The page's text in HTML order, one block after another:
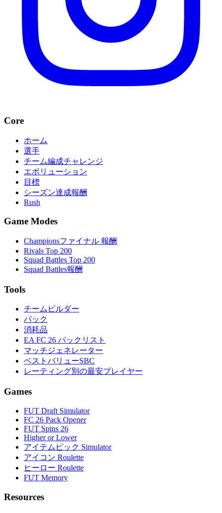
Core
ホーム
選手
チーム編成チャレンジ
エボリューション
目標
シーズン達成報酬
Rush
Game Modes
Championsファイナル 報酬
Rivals Top 200
Squad Battles Top 200
Squad Battles報酬
Tools
チームビルダー
パック
消耗品
EA FC 26 パックリスト
マッチジェネレーター
ベストバリューSBC
レーティング別の最安プレイヤー
Games
FUT Draft Simulator
FC 26 Pack Opener
FUT Spins 26
Higher or Lower
アイテムピック Simulator
アイコン Roulette
ヒーロー Roulette
FUT Memory
Resources